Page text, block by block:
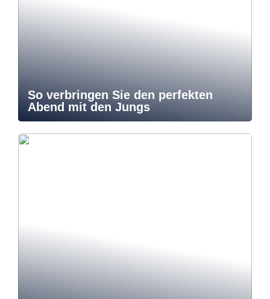
So verbringen Sie den perfekten
Abend mit den Jungs